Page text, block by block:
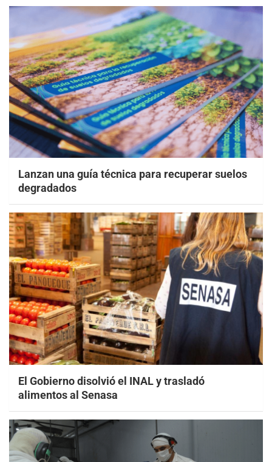
Lanzan una guía técnica para recuperar suelos
degradados
El Gobierno disolvió el INAL y trasladó
alimentos al Senasa